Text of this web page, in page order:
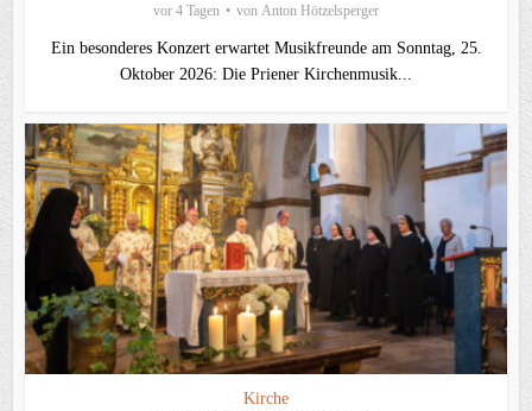
vor 4 Tagen von Anton Hötzelsperger
Ein besonderes Konzert erwartet Musikfreunde am Sonntag, 25.
Oktober 2026: Die Priener Kirchenmusik...
Kirche